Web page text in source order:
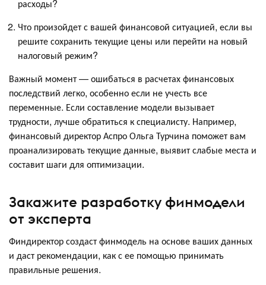
расходы?
Что произойдет с вашей финансовой ситуацией, если вы
решите сохранить текущие цены или перейти на новый
налоговый режим?
Важный момент — ошибаться в расчетах финансовых
последствий легко, особенно если не учесть все
переменные. Если составление модели вызывает
трудности, лучше обратиться к специалисту. Например,
финансовый директор Аспро Ольга Турчина поможет вам
проанализировать текущие данные, выявит слабые места и
составит шаги для оптимизации.
Закажите разработку финмодели
от эксперта
Финдиректор создаст финмодель на основе ваших данных
и даст рекомендации, как с ее помощью принимать
правильные решения.